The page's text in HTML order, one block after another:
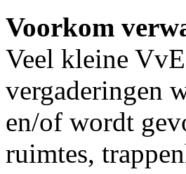
Voorkom
Veel kleine
vergaderingen
en/of wordt
ruimtes,